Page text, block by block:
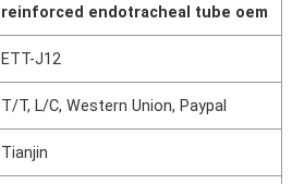
reinforced endotracheal tube oem
ETT-J12
T/T, L/C, Western Union, Paypal
Tianjin